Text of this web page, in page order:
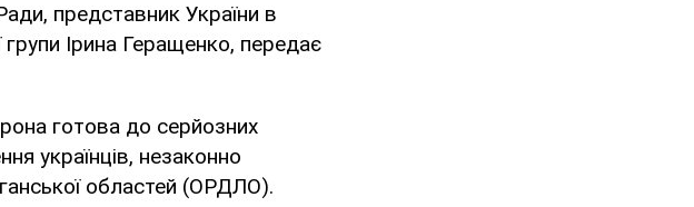
представник України в
групи Ірина Геращенко, передає
готова до серйозних
українців, незаконно
областей (ОРДЛО).